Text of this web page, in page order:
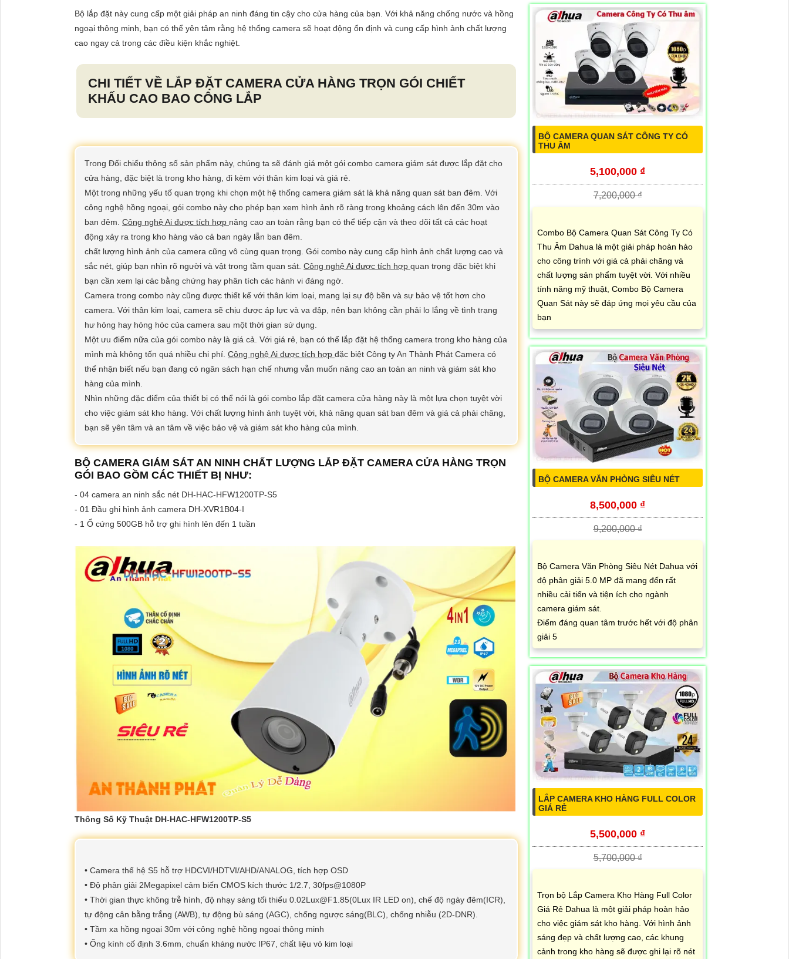
Bộ lắp đặt này cung cấp một giải pháp an ninh đáng tin cậy cho cửa hàng của bạn. Với khả năng chống nước và hồng
ngoại thông minh, bạn có thể yên tâm rằng hệ thống camera sẽ hoạt động ổn định và cung cấp hình ảnh chất lượng
cao ngay cả trong các điều kiện khắc nghiệt.
CHI TIẾT VỀ LẮP ĐẶT CAMERA CỬA HÀNG TRỌN GÓI CHIẾT
KHẤU CAO BAO CÔNG LẮP
Trong Đối chiếu thông số sản phẩm này, chúng ta sẽ đánh giá một gói combo camera giám sát được lắp đặt cho
cửa hàng, đặc biệt là trong kho hàng, đi kèm với thân kim loại và giá rẻ.
Một trong những yếu tố quan trọng khi chọn một hệ thống camera giám sát là khả năng quan sát ban đêm. Với
công nghệ hồng ngoại, gói combo này cho phép bạn xem hình ảnh rõ ràng trong khoảng cách lên đến 30m vào
ban đêm. Công nghệ Ai được tích hợp nâng cao an toàn rằng bạn có thể tiếp cận và theo dõi tất cả các hoạt
động xảy ra trong kho hàng vào cả ban ngày lẫn ban đêm.
chất lượng hình ảnh của camera cũng vô cùng quan trọng. Gói combo này cung cấp hình ảnh chất lượng cao và
sắc nét, giúp bạn nhìn rõ người và vật trong tầm quan sát. Công nghệ Ai được tích hợp quan trọng đặc biệt khi
bạn cần xem lại các bằng chứng hay phân tích các hành vi đáng ngờ.
Camera trong combo này cũng được thiết kế với thân kim loại, mang lại sự độ bền và sự bảo vệ tốt hơn cho
camera. Với thân kim loại, camera sẽ chịu được áp lực và va đập, nên bạn không cần phải lo lắng về tình trạng
hư hỏng hay hỏng hóc của camera sau một thời gian sử dụng.
Một ưu điểm nữa của gói combo này là giá cả. Với giá rẻ, bạn có thể lắp đặt hệ thống camera trong kho hàng của
mình mà không tốn quá nhiều chi phí. Công nghệ Ai được tích hợp đặc biệt Công ty An Thành Phát Camera có
thể nhận biết nếu bạn đang có ngân sách hạn chế nhưng vẫn muốn nâng cao an toàn an ninh và giám sát kho
hàng của mình.
Nhìn những đặc điểm của thiết bị có thể nói là gói combo lắp đặt camera cửa hàng này là một lựa chọn tuyệt vời
cho việc giám sát kho hàng. Với chất lượng hình ảnh tuyệt vời, khả năng quan sát ban đêm và giá cả phải chăng,
bạn sẽ yên tâm và an tâm về việc bảo vệ và giám sát kho hàng của mình.
BỘ CAMERA GIÁM SÁT AN NINH CHẤT LƯỢNG LẮP ĐẶT CAMERA CỬA HÀNG TRỌN
GÓI BAO GỒM CÁC THIẾT BỊ NHƯ:
- 04 camera an ninh sắc nét DH-HAC-HFW1200TP-S5
- 01 Đầu ghi hình ảnh camera DH-XVR1B04-I
- 1 Ổ cứng 500GB hỗ trợ ghi hình lên đến 1 tuần
Thông Số Kỹ Thuật DH-HAC-HFW1200TP-S5
• Camera thế hệ S5 hỗ trợ HDCVI/HDTVI/AHD/ANALOG, tích hợp OSD
• Độ phân giải 2Megapixel cảm biến CMOS kích thước 1/2.7, 30fps@1080P
• Thời gian thực không trễ hình, độ nhạy sáng tối thiểu 0.02Lux@F1.85(0Lux IR LED on), chế độ ngày đêm(ICR),
tự động cân bằng trắng (AWB), tự động bù sáng (AGC), chống ngược sáng(BLC), chống nhiễu (2D-DNR).
• Tầm xa hồng ngoại 30m với công nghệ hồng ngoại thông minh
• Ống kính cố định 3.6mm, chuẩn kháng nước IP67, chất liệu vỏ kim loại
BỘ CAMERA QUAN SÁT CÔNG TY CÓ
THU ÂM
5,100,000 ₫
7,200,000 ₫
Combo Bộ Camera Quan Sát Công Ty Có
Thu Âm Dahua là một giải pháp hoàn hảo
cho công trình với giá cả phải chăng và
chất lượng sản phẩm tuyệt vời. Với nhiều
tính năng mỹ thuật, Combo Bộ Camera
Quan Sát này sẽ đáp ứng mọi yêu cầu của
bạn
BỘ CAMERA VĂN PHÒNG SIÊU NÉT
8,500,000 ₫
9,200,000 ₫
Bộ Camera Văn Phòng Siêu Nét Dahua với
độ phân giải 5.0 MP đã mang đến rất
nhiều cải tiến và tiện ích cho ngành
camera giám sát.
Điểm đáng quan tâm trước hết với độ phân
giải 5
LẮP CAMERA KHO HÀNG FULL COLOR
GIÁ RẺ
5,500,000 ₫
5,700,000 ₫
Trọn bộ Lắp Camera Kho Hàng Full Color
Giá Rẻ Dahua là một giải pháp hoàn hảo
cho việc giám sát kho hàng. Với hình ảnh
sáng đẹp và chất lượng cao, các khung
cảnh trong kho hàng sẽ được ghi lại rõ nét